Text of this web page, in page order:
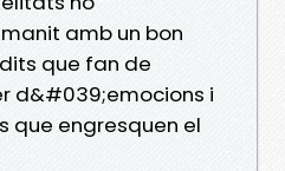
amb un bon
que fan de
d&#039;emocions i
que engresquen el